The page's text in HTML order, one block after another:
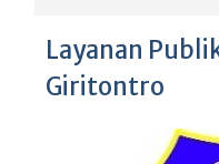
Layanan
Giritontro